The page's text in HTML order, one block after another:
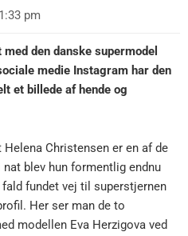
1:33 pm
den danske supermodel
medie Instagram har den
et billede af hende og
Christensen er en af de
blev hun formentlig endnu
fundet vej til superstjernen
Her ser man de to
modellen Eva Herzigova ved